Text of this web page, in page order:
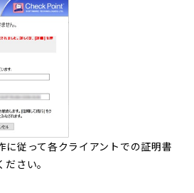
に従って各クライアントでの証明書
さい。